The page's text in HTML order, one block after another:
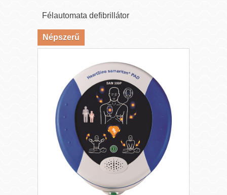
Félautomata defibrillátor
Népszerű